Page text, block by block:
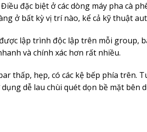
đặc biệt ở các dòng máy pha cà
ở bất kỳ vị trí nào, kể cả kỹ thuật
lập trình độc lập trên mỗi
và chính xác hơn rất nhiều.
thấp, hẹp, có các kệ bếp phía trên.
dễ lau chùi quét dọn bề mặt bên